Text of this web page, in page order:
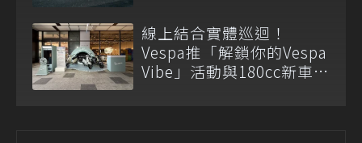
線上結合實體巡迴！
Vespa推「解鎖你的Vespa
Vibe」活動與180cc新車全